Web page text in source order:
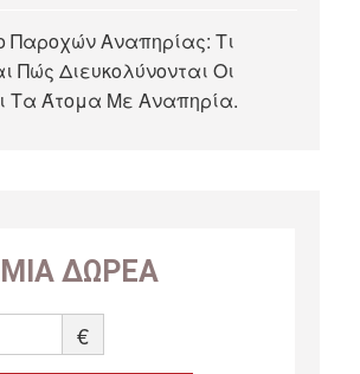
Παροχών Αναπηρίας: Τι
Πώς Διευκολύνονται Οι
Τα Άτομα Με Αναπηρία.
ΔΩΡΕΑ
€